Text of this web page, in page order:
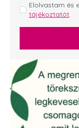
GDPR
*
Elolvastam és
tájékoztatót.